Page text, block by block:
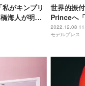
がキンプリ
海人が明か
”まで
世界的振
Princeへ
平野紫耀
にも反応
2022.12.08
モデルプレス